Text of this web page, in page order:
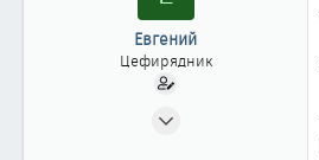
Евгений
Цефирядник